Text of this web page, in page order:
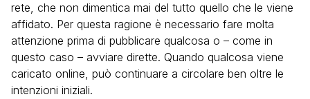
rete, che non dimentica mai del tutto quello che le viene
affidato. Per questa ragione è necessario fare molta
attenzione prima di pubblicare qualcosa o – come in
questo caso – avviare dirette. Quando qualcosa viene
caricato online, può continuare a circolare ben oltre le
intenzioni iniziali.